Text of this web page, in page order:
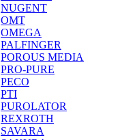
NUGENT
OMT
OMEGA
PALFINGER
POROUS MEDIA
PRO-PURE
PECO
PTI
PUROLATOR
REXROTH
SAVARA